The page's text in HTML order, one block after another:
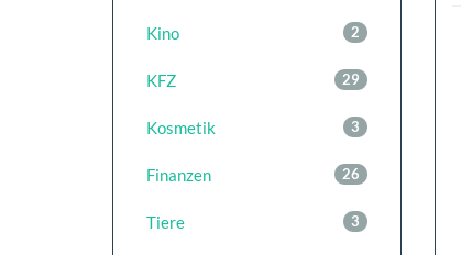
2
Kino
29
KFZ
3
Kosmetik
26
Finanzen
3
Tiere